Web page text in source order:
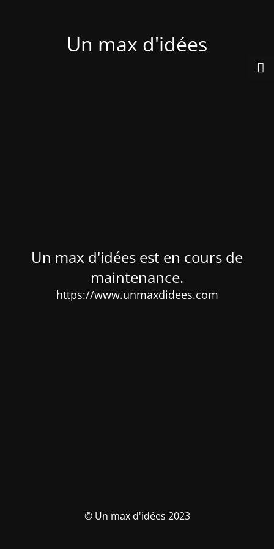
Un max d'idées
Un max d'idées est en cours de
maintenance.
https://www.unmaxdidees.com
© Un max d'idées 2023